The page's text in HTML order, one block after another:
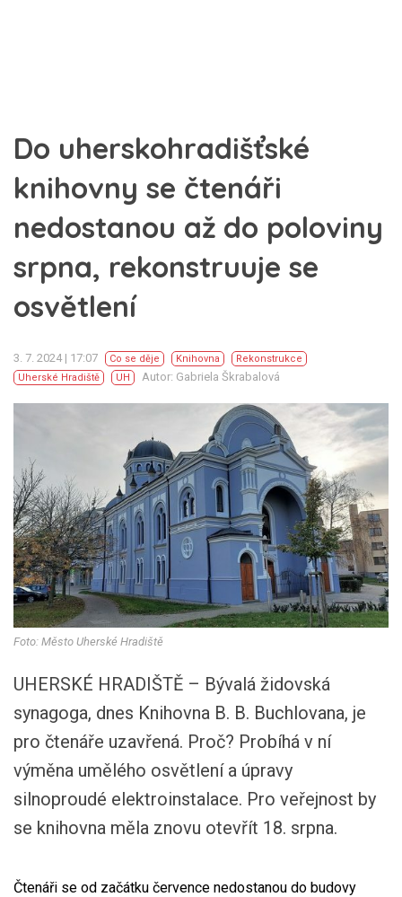
Do uherskohradišťské
knihovny se čtenáři
nedostanou až do poloviny
srpna, rekonstruuje se
osvětlení
3. 7. 2024 | 17:07 Co se děje Knihovna
Rekonstrukce
Uherské Hradiště
UH Autor: Gabriela Škrabalová
Foto: Město Uherské Hradiště
UHERSKÉ HRADIŠTĚ – Bývalá židovská
synagoga, dnes Knihovna B. B. Buchlovana, je
pro čtenáře uzavřená. Proč? Probíhá v ní
výměna umělého osvětlení a úpravy
silnoproudé elektroinstalace. Pro veřejnost by
se knihovna měla znovu otevřít 18. srpna.
Čtenáři se od začátku července nedostanou do budovy